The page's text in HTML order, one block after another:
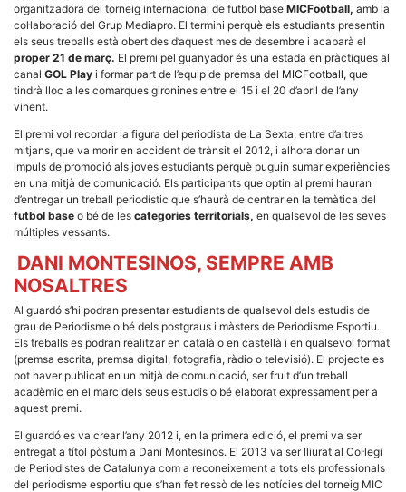
organitzadora del torneig internacional de futbol base MICFootball, amb la
col·laboració del Grup Mediapro. El termini perquè els estudiants presentin
els seus treballs està obert des d’aquest mes de desembre i acabarà el
proper 21 de març. El premi pel guanyador és una estada en pràctiques al
canal GOL Play i formar part de l’equip de premsa del MICFootball, que
tindrà lloc a les comarques gironines entre el 15 i el 20 d’abril de l’any
vinent.
El premi vol recordar la figura del periodista de La Sexta, entre d’altres
mitjans, que va morir en accident de trànsit el 2012, i alhora donar un
impuls de promoció als joves estudiants perquè puguin sumar experiències
en una mitjà de comunicació. Els participants que optin al premi hauran
d’entregar un treball periodístic que s’haurà de centrar en la temàtica del
futbol base o bé de les categories territorials, en qualsevol de les seves
múltiples vessants.
DANI MONTESINOS, SEMPRE AMB
NOSALTRES
Al guardó s’hi podran presentar estudiants de qualsevol dels estudis de
grau de Periodisme o bé dels postgraus i màsters de Periodisme Esportiu.
Els treballs es podran realitzar en català o en castellà i en qualsevol format
(premsa escrita, premsa digital, fotografia, ràdio o televisió). El projecte es
pot haver publicat en un mitjà de comunicació, ser fruit d’un treball
acadèmic en el marc dels seus estudis o bé elaborat expressament per a
aquest premi.
El guardó es va crear l’any 2012 i, en la primera edició, el premi va ser
entregat a títol pòstum a Dani Montesinos. El 2013 va ser lliurat al Col·legi
de Periodistes de Catalunya com a reconeixement a tots els professionals
del periodisme esportiu que s’han fet ressò de les notícies del torneig MIC
Recopilem
dades
estadístiques
de manera
anònima d'ús
del lloc web
per a millorar
estructura.
Experiència
d'usuari
Alguns
nostre lloc web
emmagatzemen
permeten que el
lloc funcioni tan
bé com sigui
possible. Si
rebutja
aquestes
cookies
desapareixeran
del lloc web.